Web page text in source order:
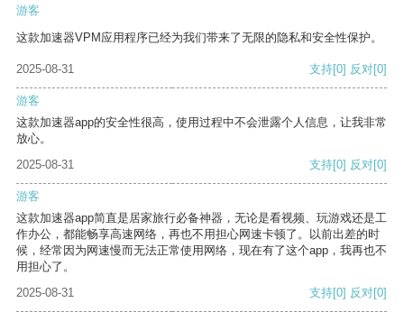
游客
这款加速器VPM应用程序已经为我们带来了无限的隐私和安全性保护。
2025-08-31 支持[0] 反对[0]
游客
这款加速器app的安全性很高，使用过程中不会泄露个人信息，让我非常
放心。
2025-08-31
支持[0] 反对[0]
游客
这款加速器app简直是居家旅行必备神器，无论是看视频、玩游戏还是工
作办公，都能畅享高速网络，再也不用担心网速卡顿了。以前出差的时
候，经常因为网速慢而无法正常使用网络，现在有了这个app，我再也不
用担心了。
2025-08-31
支持[0] 反对[0]